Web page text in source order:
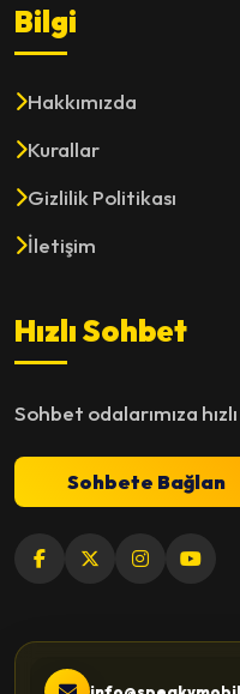
Bilgi
Hakkımızda
Kurallar
Gizlilik Politikası
İletişim
Hızlı Sohbet
Sohbet odalarımıza
Sohbete Bağlan